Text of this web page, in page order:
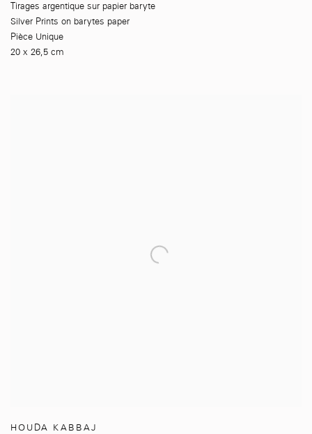
Tirages argentique sur papier baryte
Silver Prints on barytes paper
Pièce Unique
20 x 26,5 cm
HOUDA KABBAJ